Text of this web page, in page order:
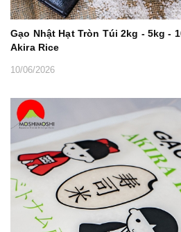
Gạo Nhật Hạt Tròn Túi 2kg - 5kg -
Akira Rice
10/06/2026